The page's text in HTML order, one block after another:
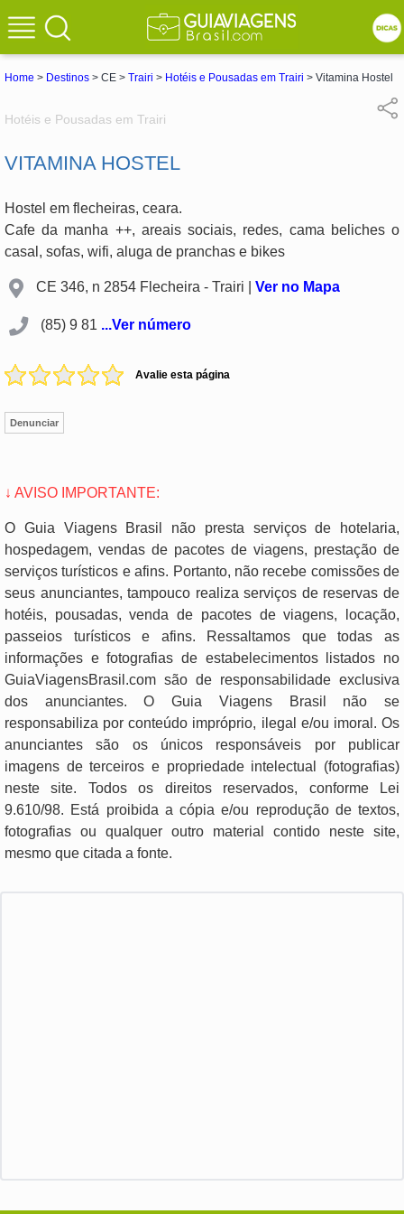
Home > Destinos > CE > Trairi > Hotéis e Pousadas em Trairi > Vitamina Hostel
Hotéis e Pousadas em Trairi
VITAMINA HOSTEL
Hostel em flecheiras, ceara.
Cafe da manha ++, areais sociais, redes, cama beliches o
casal, sofas, wifi, aluga de pranchas e bikes
CE 346, n 2854 Flecheira - Trairi | Ver no Mapa
(85) 9 81 ...Ver número
Avalie esta página
Denunciar
↓ AVISO IMPORTANTE:
O Guia Viagens Brasil não presta serviços de hotelaria,
hospedagem, vendas de pacotes de viagens, prestação de
serviços turísticos e afins. Portanto, não recebe comissões de
seus anunciantes, tampouco realiza serviços de reservas de
hotéis, pousadas, venda de pacotes de viagens, locação,
passeios turísticos e afins. Ressaltamos que todas as
informações e fotografias de estabelecimentos listados no
GuiaViagensBrasil.com são de responsabilidade exclusiva
dos anunciantes. O Guia Viagens Brasil não se
responsabiliza por conteúdo impróprio, ilegal e/ou imoral. Os
anunciantes são os únicos responsáveis por publicar
imagens de terceiros e propriedade intelectual (fotografias)
neste site. Todos os direitos reservados, conforme Lei
9.610/98. Está proibida a cópia e/ou reprodução de textos,
fotografias ou qualquer outro material contido neste site,
mesmo que citada a fonte.